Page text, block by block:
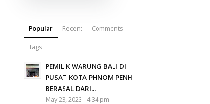
Popular Recent Comments
Tags
PEMILIK WARUNG BALI DI
PUSAT KOTA PHNOM PENH
BERASAL DARI...
May 23, 2023 - 4:34 pm